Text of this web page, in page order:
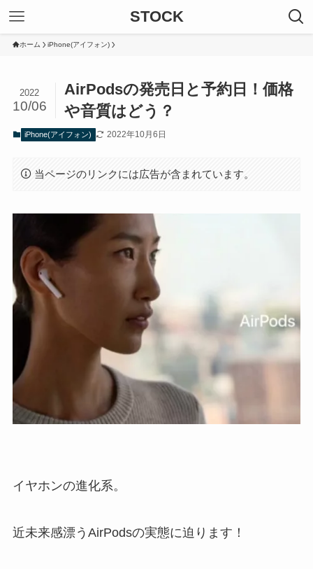
STOCK
ホーム iPhone(アイフォン)
AirPodsの発売日と予約日！価格
や音質はどう？
2022
10/06
iPhone(アイフォン) 2022年10月6日
当ページのリンクには広告が含まれています。
イヤホンの進化系。
近未来感漂うAirPodsの実態に迫ります！